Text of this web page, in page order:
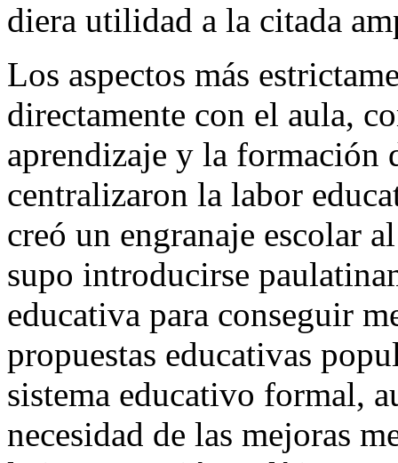
diera utilidad a la citada
Los aspectos más
directamente con el aula,
aprendizaje y la formación
centralizaron la labor
creó un engranaje escolar
supo introducirse
educativa para conseguir
propuestas educativas
sistema educativo formal,
necesidad de las mejoras